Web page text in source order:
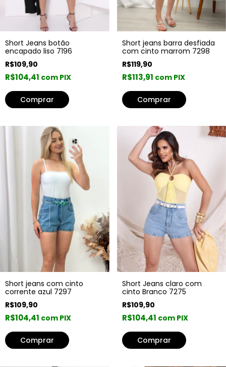
Short Jeans botão
encapado liso 7196
R$109,90
R$104,41 com PIX
Comprar
Short jeans barra desfiada
com cinto marrom 7298
R$119,90
R$113,91 com PIX
Comprar
Short jeans com cinto
corrente azul 7297
R$109,90
R$104,41 com PIX
Comprar
Short Jeans claro com
cinto Branco 7275
R$109,90
R$104,41 com PIX
Comprar